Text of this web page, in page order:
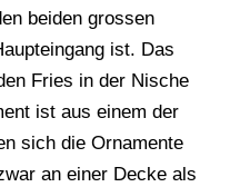
beiden grossen
ist. Das
Fries in der Nische
ist aus einem der
sich die Ornamente
an einer Decke als